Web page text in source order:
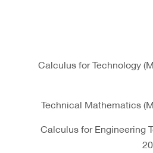
Calculus for Technology
Technical Mathematics
Calculus for Engineering